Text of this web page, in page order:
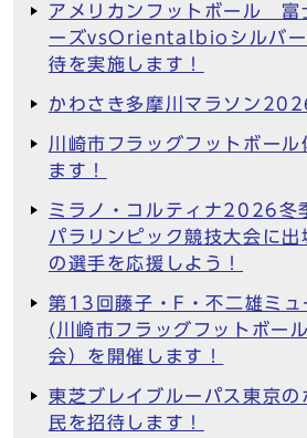
アメリカンフットボール 富
ーズvsOrientalbioシルバ
待を実施します！
かわさき多摩川マラソン
川崎市フラッグフットボール
ます！
ミラノ・コルティナ2026冬
パラリンピック競技大会に出
の選手を応援しよう！
第13回藤子・F・不二雄ミュ
(川崎市フラッグフットボー
会）を開催します！
東芝ブレイブルーパス東京の
民を招待します！